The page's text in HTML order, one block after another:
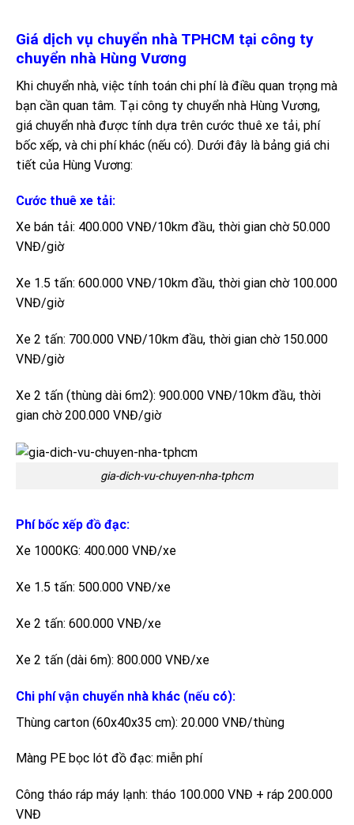
Giá dịch vụ chuyển nhà TPHCM tại công ty
chuyển nhà Hùng Vương
Khi chuyển nhà, việc tính toán chi phí là điều quan trọng mà
bạn cần quan tâm. Tại công ty chuyển nhà Hùng Vương,
giá chuyển nhà được tính dựa trên cước thuê xe tải, phí
bốc xếp, và chi phí khác (nếu có). Dưới đây là bảng giá chi
tiết của Hùng Vương:
Cước thuê xe tải:
Xe bán tải: 400.000 VNĐ/10km đầu, thời gian chờ 50.000
VNĐ/giờ
Xe 1.5 tấn: 600.000 VNĐ/10km đầu, thời gian chờ 100.000
VNĐ/giờ
Xe 2 tấn: 700.000 VNĐ/10km đầu, thời gian chờ 150.000
VNĐ/giờ
Xe 2 tấn (thùng dài 6m2): 900.000 VNĐ/10km đầu, thời
gian chờ 200.000 VNĐ/giờ
gia-dich-vu-chuyen-nha-tphcm
Phí bốc xếp đồ đạc:
Xe 1000KG: 400.000 VNĐ/xe
Xe 1.5 tấn: 500.000 VNĐ/xe
Xe 2 tấn: 600.000 VNĐ/xe
Xe 2 tấn (dài 6m): 800.000 VNĐ/xe
Chi phí vận chuyển nhà khác (nếu có):
Thùng carton (60x40x35 cm): 20.000 VNĐ/thùng
Màng PE bọc lót đồ đạc: miễn phí
Công tháo ráp máy lạnh: tháo 100.000 VNĐ + ráp 200.000
VNĐ